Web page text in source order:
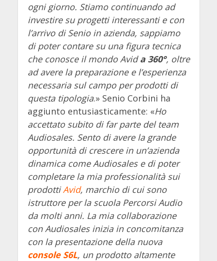
ogni giorno. Stiamo continuando ad
investire su progetti interessanti e con
l’arrivo di Senio in azienda, sappiamo
di poter contare su una figura tecnica
che conosce il mondo Avida 360°, oltre
ad avere la preparazione e l’esperienza
necessaria sul campo per prodotti di
questa tipologia.» Senio Corbini ha
aggiunto entusiasticamente: «Ho
accettato subito di far parte del team
Audiosales. Sento di avere la grande
opportunità di crescere in un’azienda
dinamica come Audiosales e di poter
completare la mia professionalità sui
prodottiAvid, marchio di cui sono
istruttore per la scuola Percorsi Audio
da molti anni. La mia collaborazione
con Audiosales inizia in concomitanza
con la presentazione della nuova
console S6L, un prodotto altamente